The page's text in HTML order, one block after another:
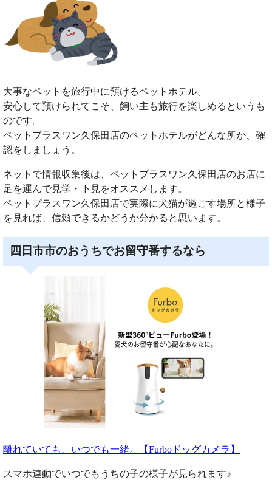
大事なペットを旅行中に預けるペットホテル。
安心して預けられてこそ、飼い主も旅行を楽しめるというも
のです。
ペットプラスワン久保田店のペットホテルがどんな所か、確
認をしましょう。
ネットで情報収集後は、ペットプラスワン久保田店のお店に
足を運んで見学・下見をオススメします。
ペットプラスワン久保田店で実際に犬猫が過ごす場所と様子
を見れば、信頼できるかどうか分かると思います。
四日市市のおうちでお留守番するなら
離れていても、いつでも一緒。【Furboドッグカメラ】
スマホ連動でいつでもうちの子の様子が見られます♪